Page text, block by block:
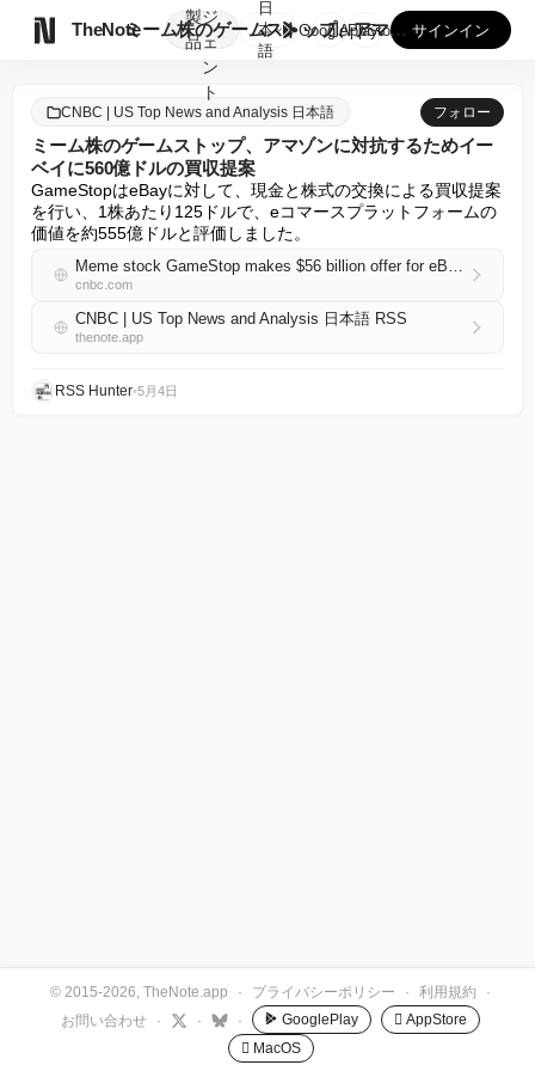
TheNote
製
品
ジ
ェ
ン
ト
ミーム株のゲームストップ、アマゾンに対抗するためイーベイに5...
日
本
語
GooglePlay
AppStore サインイン
CNBC | US Top News and Analysis 日本語 フォロー
ミーム株のゲームストップ、アマゾンに対抗するためイー
ベイに560億ドルの買収提案
GameStopはeBayに対して、現金と株式の交換による買収提案
を行い、1株あたり125ドルで、eコマースプラットフォームの
価値を約555億ドルと評価しました。
Meme stock GameStop makes $56 billion offer for eBay in bid to rival Amazon
cnbc.com
CNBC | US Top News and Analysis 日本語 RSS
thenote.app
RSS Hunter•5月4日
© 2015-2026, TheNote.app · プライバシーポリシー · 利用規約
·
お問い合わせ
· · · GooglePlay
 AppStore
 MacOS